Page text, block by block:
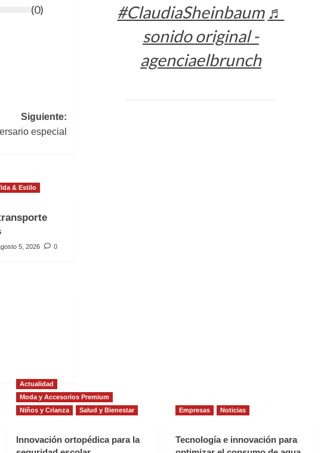
(0)
Siguiente:
especial
& Estilo
5, 2026 0
#ClaudiaSheinbaum ♬
sonido original -
agenciaelbrunch
Actualidad
Moda y Accesorios Premium
Niños y Crianza
Salud y Bienestar
Innovación ortopédica para la
Empresas Noticias
Tecnología e innovación para